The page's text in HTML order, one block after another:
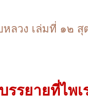
หลวง เล่มที่ ๑๒
รรยายที่ไพเ